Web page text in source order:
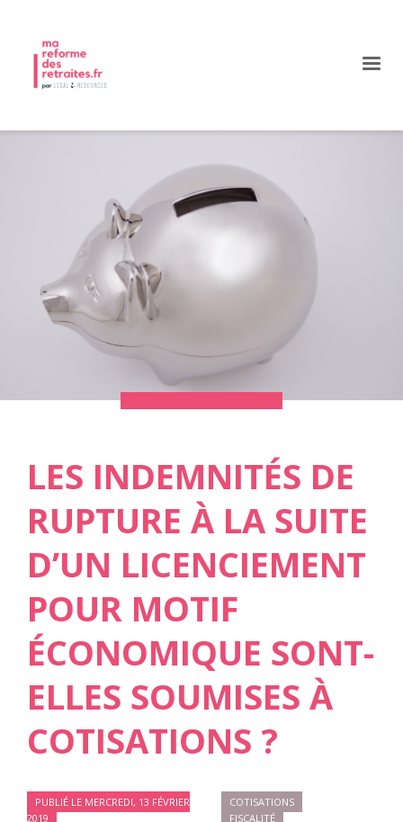
LES INDEMNITÉS DE
RUPTURE À LA SUITE
D’UN LICENCIEMENT
POUR MOTIF
ÉCONOMIQUE SONT-
ELLES SOUMISES À
COTISATIONS ?
PUBLIÉ LE MERCREDI, 13 FÉVRIER
2019
COTISATIONS
FISCALITÉ